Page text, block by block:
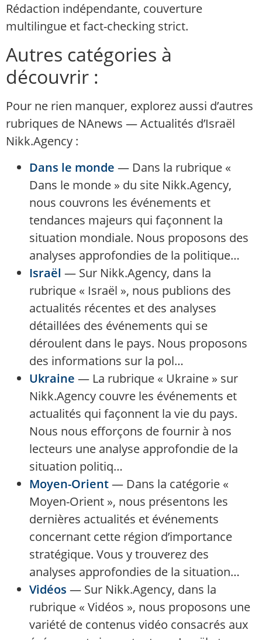
Rédaction indépendante, couverture
multilingue et fact-checking strict.
Autres catégories à
découvrir :
Pour ne rien manquer, explorez aussi d’autres
rubriques de NAnews — Actualités d’Israël
Nikk.Agency :
Dans le monde — Dans la rubrique «
Dans le monde » du site Nikk.Agency,
nous couvrons les événements et
tendances majeurs qui façonnent la
situation mondiale. Nous proposons des
analyses approfondies de la politique…
Israël — Sur Nikk.Agency, dans la
rubrique « Israël », nous publions des
actualités récentes et des analyses
détaillées des événements qui se
déroulent dans le pays. Nous proposons
des informations sur la pol…
Ukraine — La rubrique « Ukraine » sur
Nikk.Agency couvre les événements et
actualités qui façonnent la vie du pays.
Nous nous efforçons de fournir à nos
lecteurs une analyse approfondie de la
situation politiq…
Moyen-Orient— Dans la catégorie «
Moyen-Orient », nous présentons les
dernières actualités et événements
concernant cette région d’importance
stratégique. Vous y trouverez des
analyses approfondies de la situation…
Vidéos — Sur Nikk.Agency, dans la
rubrique « Vidéos », nous proposons une
variété de contenus vidéo consacrés aux